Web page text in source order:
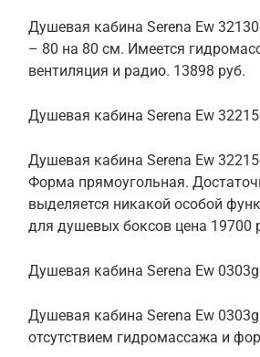
Душевая кабина Serena Ew
– 80 на 80 см. Имеется
вентиляция и радио. 13898 руб.
Душевая кабина Serena Ew
Душевая кабина Serena Ew
Форма прямоугольная.
выделяется никакой особой
для душевых боксов цена 19700
Душевая кабина Serena Ew 0303g
Душевая кабина Serena Ew
отсутствием гидромассажа и